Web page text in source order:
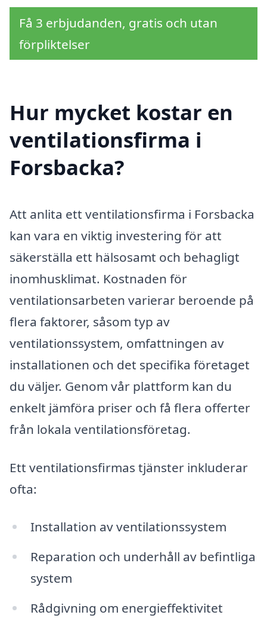
Få 3 erbjudanden, gratis och utan
förpliktelser
Hur mycket kostar en
ventilationsfirma i
Forsbacka?
Att anlita ett ventilationsfirma i Forsbacka
kan vara en viktig investering för att
säkerställa ett hälsosamt och behagligt
inomhusklimat. Kostnaden för
ventilationsarbeten varierar beroende på
flera faktorer, såsom typ av
ventilationssystem, omfattningen av
installationen och det specifika företaget
du väljer. Genom vår plattform kan du
enkelt jämföra priser och få flera offerter
från lokala ventilationsföretag.
Ett ventilationsfirmas tjänster inkluderar
ofta:
Installation av ventilationssystem
Reparation och underhåll av befintliga
system
Rådgivning om energieffektivitet